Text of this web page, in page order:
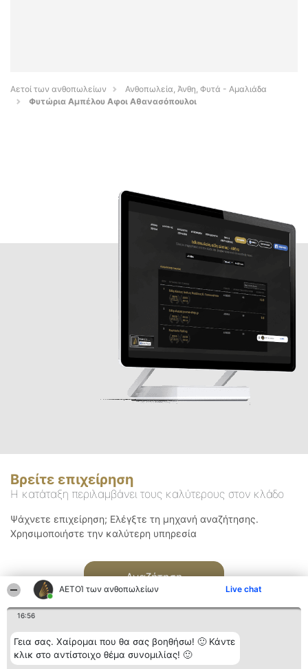
ΑΕΤΟΊ των ανθοπωλείων Live chat
16:56
Γεια σας. Χαίρομαι που θα σας βοηθήσω! 🙂 Κάντε
κλικ στο αντίστοιχο θέμα συνομιλίας! 🙂
Αετοί των ανθοπωλείων
Ανθοπωλεία, Άνθη, Φυτά - Αμαλιάδα
Φυτώρια Αμπέλου Αφοι Αθανασόπουλοι
Βρείτε επιχείρηση
Η κατάταξη περιλαμβάνει τους καλύτερους στον κλάδο
Ψάχνετε επιχείρηση; Ελέγξτε τη μηχανή αναζήτησης.
Χρησιμοποιήστε την καλύτερη υπηρεσία
Αναζήτηση